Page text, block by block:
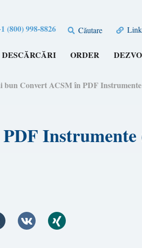
(800) 998-8826 Căutare
DESCĂRCĂRI ORDER
bun Convert ACSM în PDF